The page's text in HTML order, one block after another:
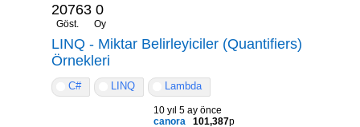
20763
Göst.
0
Oy
LINQ - Miktar Belirleyiciler (Quantifiers)
Örnekleri
C# LINQ Lambda
10 yıl 5 ay önce
canora
101,387p